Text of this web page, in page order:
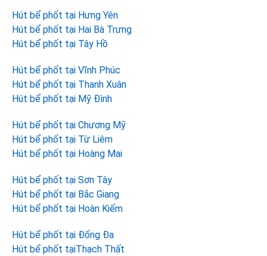
Hút bể phốt tại Hưng Yên
Hút bể phốt tại Hai Bà Trưng
Hút bể phốt tại Tây Hồ
Hút bể phốt tại Vĩnh Phúc
Hút bể phốt tại Thanh Xuân
Hút bể phốt tại Mỹ Đình
Hút bể phốt tại Chương Mỹ
Hút bể phốt tại Từ Liêm
Hút bể phốt tại Hoàng Mai
Hút bể phốt tại Sơn Tây
Hút bể phốt tại Bắc Giang
Hút bể phốt tại Hoàn Kiếm
Hút bể phốt tại Đống Đa
Hút bể phốt tạiThạch Thất